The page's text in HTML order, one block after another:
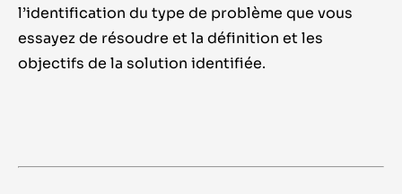
l’identification du type de problème que vous
essayez de résoudre et la définition et les
objectifs de la solution identifiée.